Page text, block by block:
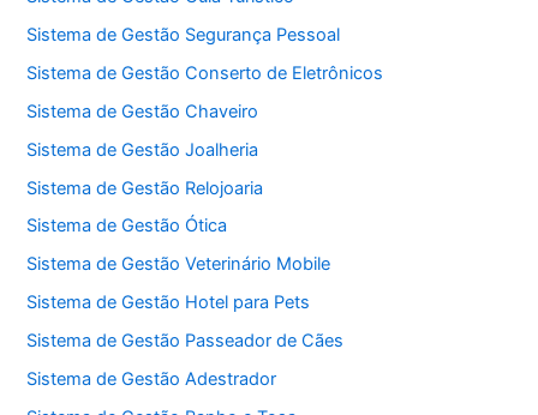
Sistema de Gestão Segurança Pessoal
Sistema de Gestão Conserto de Eletrônicos
Sistema de Gestão Chaveiro
Sistema de Gestão Joalheria
Sistema de Gestão Relojoaria
Sistema de Gestão Ótica
Sistema de Gestão Veterinário Mobile
Sistema de Gestão Hotel para Pets
Sistema de Gestão Passeador de Cães
Sistema de Gestão Adestrador